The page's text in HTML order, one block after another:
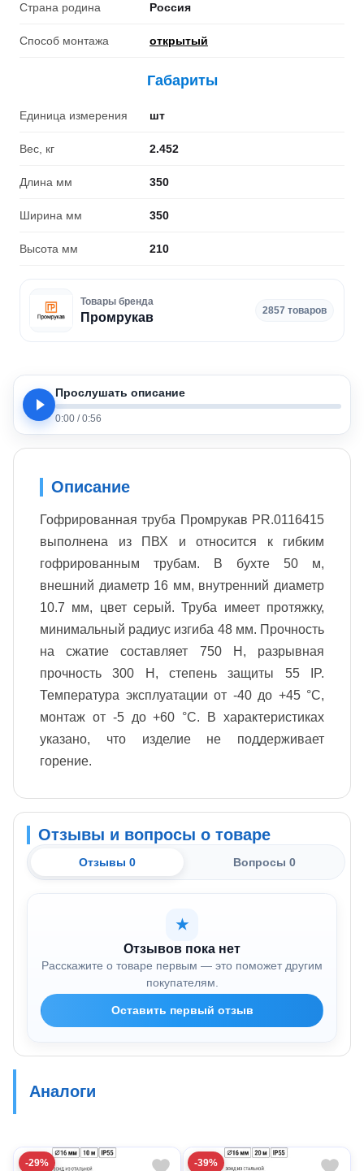
Страна родина Россия
Способ монтажа открытый
Габариты
Единица измерения шт
Вес, кг 2.452
Длина мм 350
Ширина мм 350
Высота мм 210
Товары бренда
Промрукав
2857 товаров
Прослушать описание
0:00 / 0:56
Описание
Гофрированная труба Промрукав PR.0116415
выполнена из ПВХ и относится к гибким
гофрированным трубам. В бухте 50 м,
внешний диаметр 16 мм, внутренний диаметр
10.7 мм, цвет серый. Труба имеет протяжку,
минимальный радиус изгиба 48 мм. Прочность
на сжатие составляет 750 Н, разрывная
прочность 300 Н, степень защиты 55 IP.
Температура эксплуатации от -40 до +45 °С,
монтаж от -5 до +60 °С. В характеристиках
указано, что изделие не поддерживает
горение.
Отзывы и вопросы о товаре
Отзывы 0 Вопросы 0
★
Отзывов пока нет
Расскажите о товаре первым — это поможет другим
покупателям.
Оставить первый отзыв
Аналоги
-29% -39%